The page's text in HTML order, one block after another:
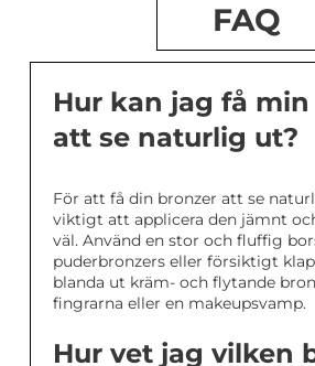
FAQ
Hur kan jag få
att se naturlig ut?
För att få din bronzer att se
viktigt att applicera den jämnt
väl. Använd en stor och fluffig
puderbronzers eller försiktigt
blanda ut kräm- och flytande
fingrarna eller en makeupsvamp.
Hur vet jag vilken